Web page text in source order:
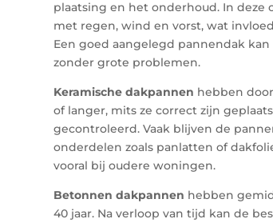
plaatsing en het onderhoud. In
met regen, wind en vorst, wat
Een goed aangelegd pannendak
zonder grote problemen.
Keramische dakpannen hebben
of langer, mits ze correct zijn
gecontroleerd. Vaak blijven de
onderdelen zoals panlatten of
vooral bij oudere woningen.
Betonnen dakpannen hebben
40 jaar. Na verloop van tijd kan de